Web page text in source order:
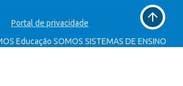
Voltar
ao
topo
Portal de privacidade
Educação SOMOS SISTEMAS DE ENSINO